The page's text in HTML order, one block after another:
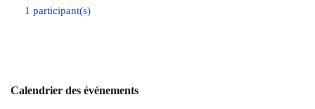
1 participant(s)
Calendrier des événements